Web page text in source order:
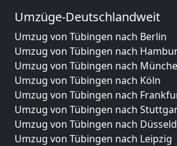
Umzüge-Deutschlandweit
Umzug von Tübingen nach Berlin
Umzug von Tübingen nach
Umzug von Tübingen nach
Umzug von Tübingen nach Köln
Umzug von Tübingen nach
Umzug von Tübingen nach
Umzug von Tübingen nach
Umzug von Tübingen nach Leipzig